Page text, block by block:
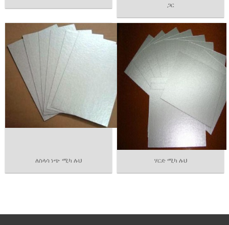
ጋር
ለስላሳ ነጭ ሚካ ሉህ ሃርድ ሚካ ሉህ